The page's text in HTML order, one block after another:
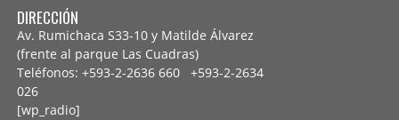
DIRECCIÓN
Av. Rumichaca S33-10 y Matilde Álvarez
(frente al parque Las Cuadras)
Teléfonos: +593-2-2636 660 +593-2-2634
026
[wp_radio]